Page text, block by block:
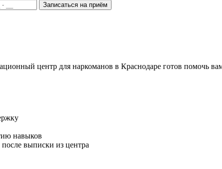
Записаться на приём
центр для наркоманов в Краснодаре готов помочь
навыков
выписки из центра